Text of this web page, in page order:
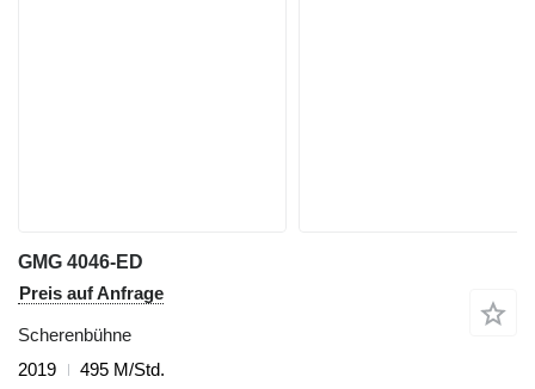
GMG 4046-ED
Preis auf Anfrage
Scherenbühne
2019
495 M/Std.